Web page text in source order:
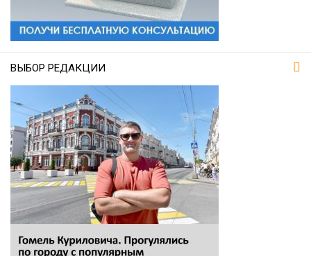
ВЫБОР РЕДАКЦИИ